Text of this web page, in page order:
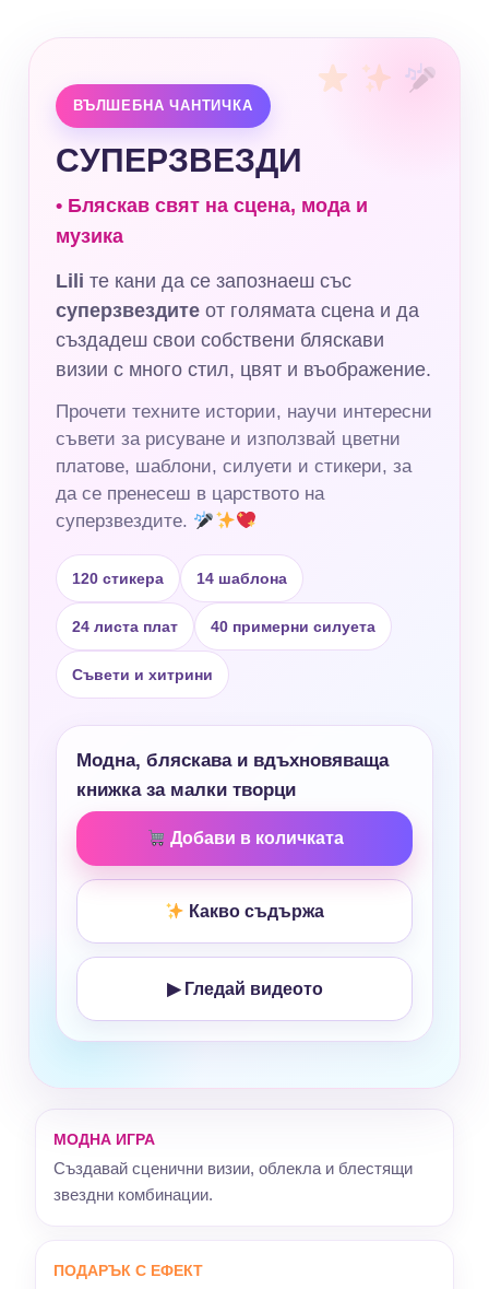
ВЪЛШЕБНА ЧАНТИЧКА
СУПЕРЗВЕЗДИ
• Бляскав свят на сцена, мода и
музика
Lili те кани да се запознаеш със
суперзвездите от голямата сцена и да
създадеш свои собствени бляскави
визии с много стил, цвят и въображение.
Прочети техните истории, научи интересни
съвети за рисуване и използвай цветни
платове, шаблони, силуети и стикери, за
да се пренесеш в царството на
суперзвездите.
120 стикера 14 шаблона
24 листа плат 40 примерни силуета
Съвети и хитрини
Модна, бляскава и вдъхновяваща
книжка за малки творци
Добави в количката
Какво съдържа
▶ Гледай видеото
МОДНА ИГРА
Създавай сценични визии, облекла и блестящи
звездни комбинации.
ПОДАРЪК С ЕФЕКТ